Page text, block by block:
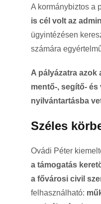
A kormánybiztos a
is cél volt az
ügyintézésen
számára
A pályázatra azok
mentő-, segítő-
nyilvántartásba
Széles
Ovádi Péter
a támogatás
a fővárosi civil
felhasználható: